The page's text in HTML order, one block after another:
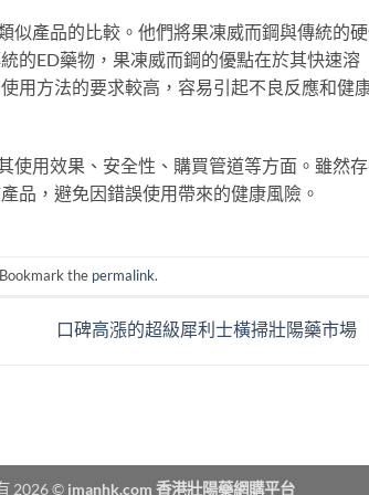
似產品的比較。他們將果凍威而鋼與傳統的
的ED藥物，果凍威而鋼的優點在於其快速溶
用方法的要求較高，容易引起不良反應和健
使用效果、安全性、購買管道等方面。雖然
品，避免因錯誤使用帶來的健康風險。
the permalink.
口碑高漲的超級犀利士橫掃壯陽藥市場
2026 © imanhk.com 香港壯陽藥網購平台